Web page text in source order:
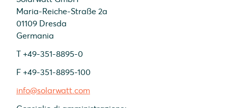
Maria-Reiche-Straße 2a
01109 Dresda
Germania
T +49-351-8895-0
F +49-351-8895-100
info@solarwatt.com